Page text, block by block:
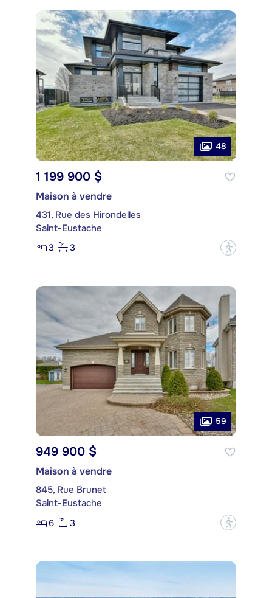
48
1 199 900 $
Maison à vendre
431, Rue des Hirondelles
Saint-Eustache
3
3 ?
59
949 900 $
Maison à vendre
845, Rue Brunet
Saint-Eustache
6
3 ?